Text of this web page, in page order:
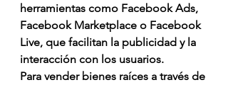
herramientas como Facebook Ads,
Facebook Marketplace o Facebook
Live, que facilitan la publicidad y la
interacción con los usuarios.
Para vender bienes raíces a través de